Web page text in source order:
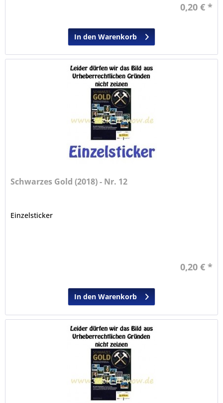
0,20 € *
In den Warenkorb
Schwarzes Gold (2018) - Nr. 12
Einzelsticker
0,20 € *
In den Warenkorb